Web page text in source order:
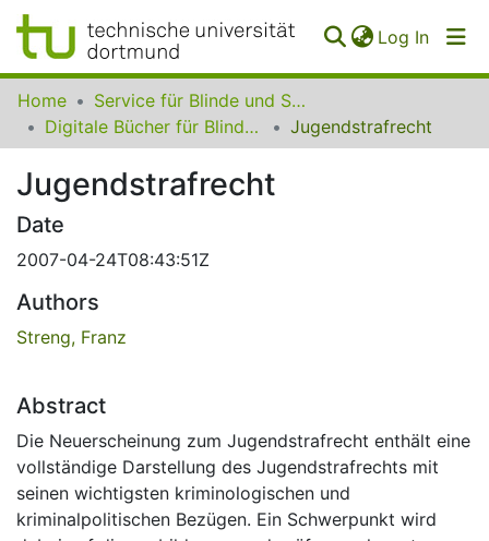
Log In
Communities
Collections
All of SfBS
FAQ
Home
Service für Blinde und Sehbehinderte der UB Dortmund
Digitale Bücher für Blinde und Sehbehinderte
Jugendstrafrecht
Jugendstrafrecht
Date
2007-04-24T08:43:51Z
Authors
Streng, Franz
Abstract
Die Neuerscheinung zum Jugendstrafrecht enthält eine
vollständige Darstellung des Jugendstrafrechts mit
seinen wichtigsten kriminologischen und
kriminalpolitischen Bezügen. Ein Schwerpunkt wird